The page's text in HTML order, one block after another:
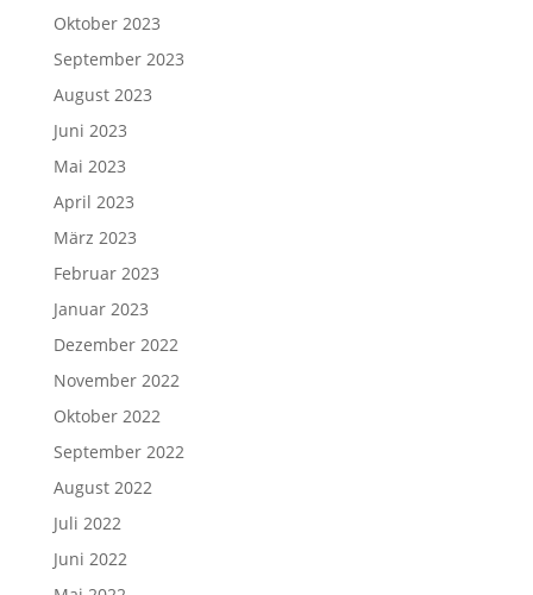
Oktober 2023
September 2023
August 2023
Juni 2023
Mai 2023
April 2023
März 2023
Februar 2023
Januar 2023
Dezember 2022
November 2022
Oktober 2022
September 2022
August 2022
Juli 2022
Juni 2022